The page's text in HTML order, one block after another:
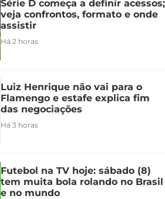
Série D começa a definir acessos;
veja confrontos, formato e onde
assistir
Há 2 horas
Luiz Henrique não vai para o
Flamengo e estafe explica fim
das negociações
Há 3 horas
Futebol na TV hoje: sábado (8)
tem muita bola rolando no Brasil
e no mundo